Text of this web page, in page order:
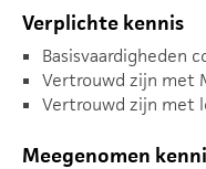
Verplichte kennis
Basisvaardigheden
Vertrouwd zijn met
Vertrouwd zijn met
Meegenomen